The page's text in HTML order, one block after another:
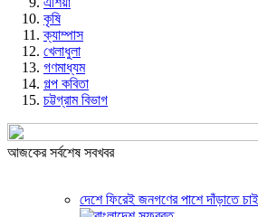
কৃষি
ক্যাম্পাস
খেলাধুলা
গণমাধ্যম
গল্প ক‌বিতা
চট্টগ্রাম বিভাগ
আজকের সর্বশেষ সবখবর
দেশে ফিরেই জনগণের পাশে দাঁড়াতে